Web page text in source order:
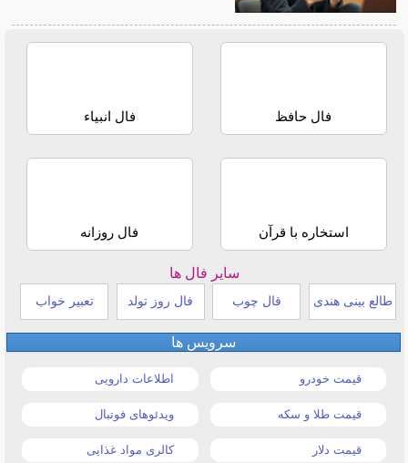
فال حافظ فال انبیاء
استخاره با قرآن فال روزانه
سایر فال ها
طالع بینی هندی فال چوب فال روز تولد تعبیر خواب
سرویس ها
قیمت خودرو اطلاعات دارویی
قیمت طلا و سکه ویدئوهای فوتبال
قیمت دلار کالری مواد غذایی